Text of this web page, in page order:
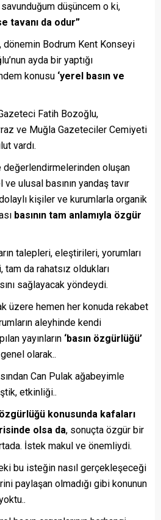
düşüncem o ki,
tavanı da odur”
dönemin Bodrum Kent Konseyi
ayda bir yaptığı
konusu ‘yerel basın ve
Fatih Bozoğlu,
ve Muğla Gazeteciler Cemiyeti
vardı.
değerlendirmelerinden oluşan
ulusal basının yandaş tavır
kişiler ve kurumlarla organik
basının tam anlamıyla özgür
talepleri, eleştirileri, yorumları
da rahatsız oldukları
sağlayacak yöndeydi.
üzere hemen her konuda rekabet
aleyhinde kendi
yayınların ‘basın özgürlüğü’
genel olarak..
Can Pulak ağabeyimle
etkinliği..
konusunda kafaları
olsa da, sonuçta özgür bir
İstek makul ve önemliydi.
bu isteğin nasıl gerçekleşeceği
paylaşan olmadığı gibi konunun